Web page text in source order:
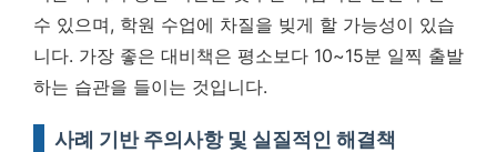
수 있으며, 학원 수업에 차질을 빚게 할 가능성이 있습
니다. 가장 좋은 대비책은 평소보다 10~15분 일찍 출발
하는 습관을 들이는 것입니다.
사례 기반 주의사항 및 실질적인 해결책